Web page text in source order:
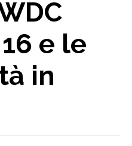
e le
in